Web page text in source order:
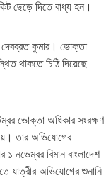
ছেড়ে দিতে বাধ্য হন।
কুমার। ভোক্তা
থাকতে চিঠি দিয়েছে
ভোক্তা অধিকার সংরক্ষণ
তার অভিযোগের
নভেম্বর বিমান বাংলাদেশ
যাত্রীর অভিযোগের শুনানি